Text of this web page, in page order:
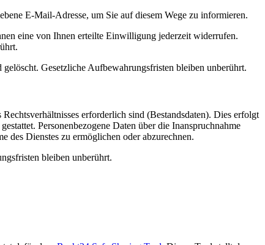
E-Mail-Adresse, um Sie auf diesem Wege zu informieren.
eine von Ihnen erteilte Einwilligung jederzeit widerrufen.
Gesetzliche Aufbewahrungsfristen bleiben unberührt.
erforderlich sind (Bestandsdaten). Dies erfolgt
Personenbezogene Daten über die Inanspruchnahme
des Dienstes zu ermöglichen oder abzurechnen.
bleiben unberührt.